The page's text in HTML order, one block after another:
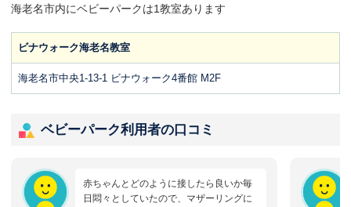
海老名市内にベビーパークは1教室あります
ビナウォーク海老名教室
海老名市中央1-13-1 ビナウォーク4番館 M2F
ベビーパーク利用者の口コミ
赤ちゃんとどのように接したら良いか毎
日悶々としていたので、マザーリングに